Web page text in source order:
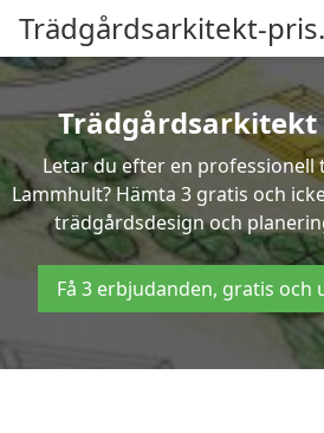
Trädgårdsarkitekt-
Letar du efter en
Lammhult? Hämta 3 gratis och
trädgårdsdesign och
Få 3 erbjudanden, gratis